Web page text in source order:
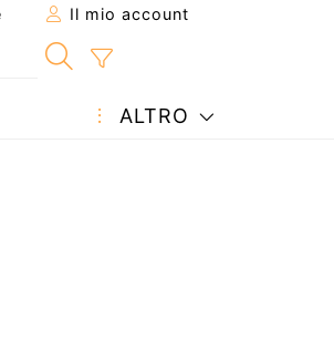
Il mio account
ALTRO